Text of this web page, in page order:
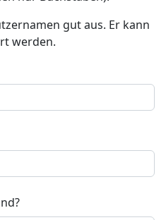
gut aus. Er kann
werden.